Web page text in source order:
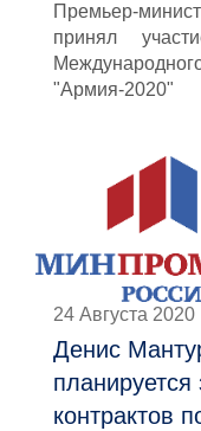
Премьер-
принял
"Армия-2020"
24 Августа 2020
Денис
контрактов